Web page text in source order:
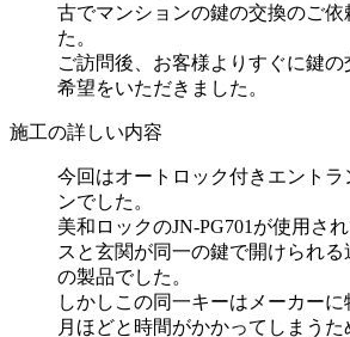
古でマンションの鍵の交換のご依
た。
ご訪問後、お客様よりすぐに鍵
希望をいただきました。
施工の詳しい内容
今回はオートロック付きエントラ
ンでした。
美和ロックのJN-PG701が使用さ
スと玄関が同一の鍵で開けられ
の製品でした。
しかしこの同一キーはメーカー
月ほどと時間がかかってしまう